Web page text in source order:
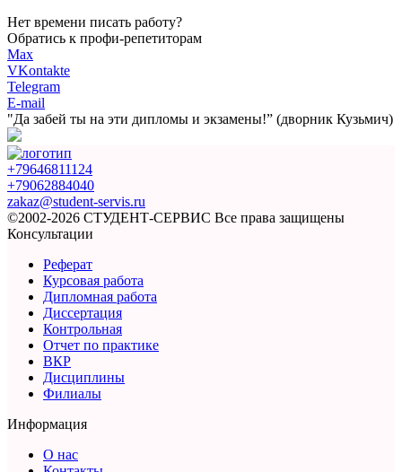
Нет времени писать работу?
Обратись к профи-репетиторам
Max
VKontakte
Telegram
E-mail
"Да забей ты на эти дипломы и экзамены!” (дворник Кузьмич)
+79646811124
+79062884040
zakaz@student-servis.ru
©2002-2026 СТУДЕНТ-СЕРВИС Все права защищены
Консультации
Реферат
Курсовая работа
Дипломная работа
Диссертация
Контрольная
Отчет по практике
ВКР
Дисциплины
Филиалы
Информация
О нас